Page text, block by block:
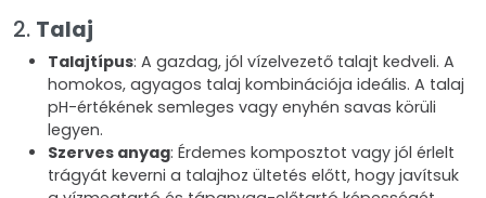
2. Talaj
Talajtípus: A gazdag, jól vízelvezető talajt kedveli. A
homokos, agyagos talaj kombinációja ideális. A talaj
pH-értékének semleges vagy enyhén savas körüli
legyen.
Szerves anyag: Érdemes komposztot vagy jól érlelt
trágyát keverni a talajhoz ültetés előtt, hogy javítsuk